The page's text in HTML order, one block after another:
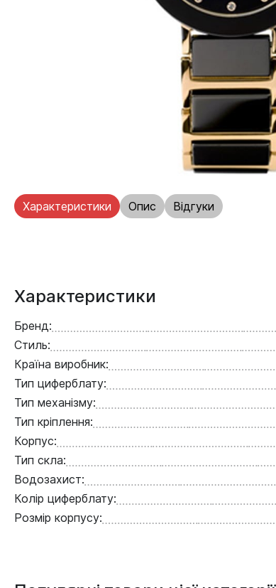
Характеристики Опис Відгуки
Характеристики
Бренд:
Стиль:
Країна виробник:
Тип циферблату:
Тип механізму:
Тип кріплення:
Корпус:
Тип скла:
Водозахист:
Колір циферблату:
Розмір корпусу: